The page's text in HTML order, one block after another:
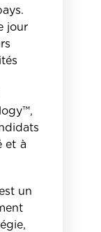
jour
et à
un